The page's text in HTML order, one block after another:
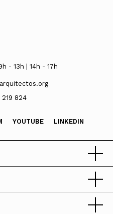
- 13h | 14h - 17h
219 824
YOUTUBE LINKEDIN